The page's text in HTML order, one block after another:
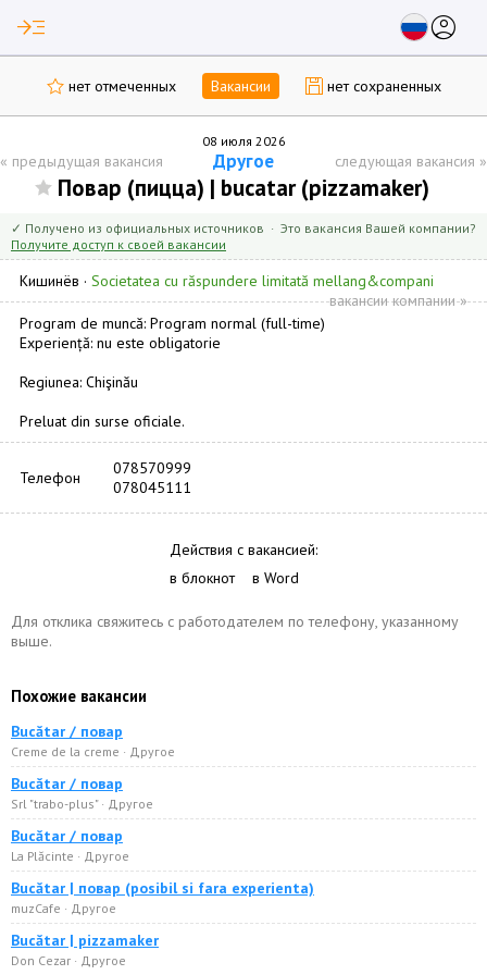
read_more account_circle
нет отмеченных Вакансии нет сохраненных
08 июля 2026
« предыдущая вакансия Другое следующая вакансия »
Повар (пицца) | bucatar (pizzamaker)
✓ Получено из официальных источников · Это вакансия Вашей компании?
Получите доступ к своей вакансии
Кишинёв · Societatea cu răspundere limitată mellang&compani
вакансии компании »
Program de muncă: Program normal (full-time)
Experiență: nu este obligatorie
Regiunea: Chişinău
Preluat din surse oficiale.
Телефон
078570999
078045111
Действия с вакансией:
в блокнот
в Word
Для отклика свяжитесь с работодателем по телефону, указанному
выше.
Похожие вакансии
Bucătar / повар
Creme de la creme · Другое
Bucătar / повар
Srl "trabo-plus" · Другое
Bucătar / повар
La Plăcinte · Другое
Bucătar | повар (posibil si fara experienta)
muzCafe · Другое
Bucătar | pizzamaker
Don Cezar · Другое